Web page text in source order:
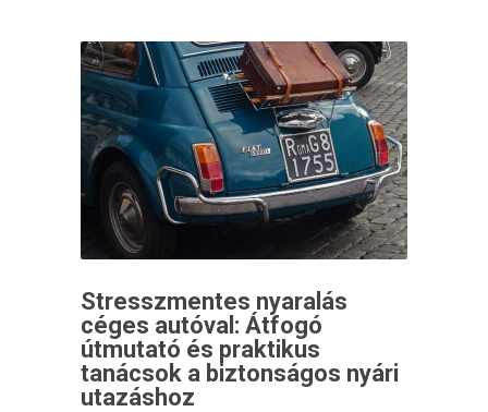
Stresszmentes nyaralás
céges autóval: Átfogó
útmutató és praktikus
tanácsok a biztonságos nyári
utazáshoz